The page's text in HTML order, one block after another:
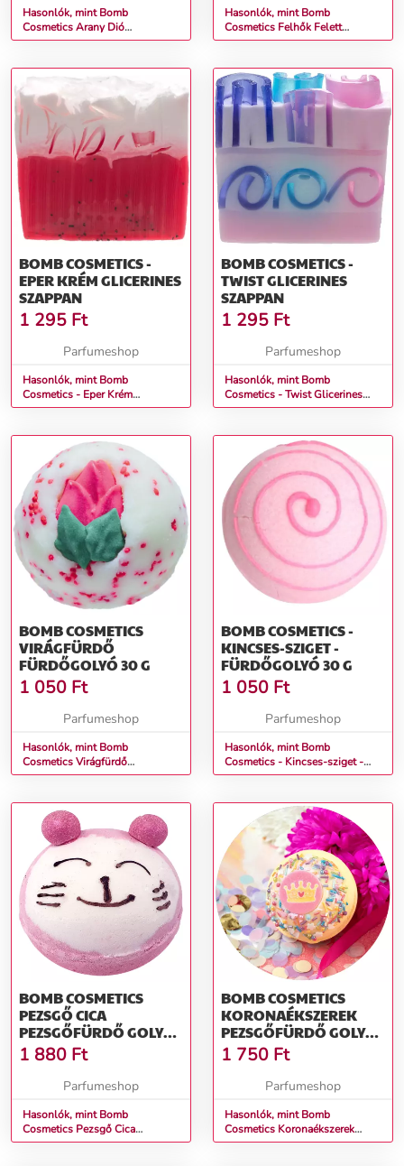
Hasonlók, mint Bomb
Cosmetics Arany Dió
Pezsgőfürdő Golyó 160 g
Hasonlók, mint Bomb
Cosmetics Felhők Felett
Glicerines Szappan
BOMB COSMETICS -
EPER KRÉM GLICERINES
SZAPPAN
1 295 Ft
Parfumeshop
Hasonlók, mint Bomb
Cosmetics - Eper Krém
Glicerines Szappan
BOMB COSMETICS -
TWIST GLICERINES
SZAPPAN
1 295 Ft
Parfumeshop
Hasonlók, mint Bomb
Cosmetics - Twist Glicerines
Szappan
BOMB COSMETICS
VIRÁGFÜRDŐ
FÜRDŐGOLYÓ 30 G
1 050 Ft
Parfumeshop
Hasonlók, mint Bomb
Cosmetics Virágfürdő
Fürdőgolyó 30 g
BOMB COSMETICS -
KINCSES-SZIGET -
FÜRDŐGOLYÓ 30 G
1 050 Ft
Parfumeshop
Hasonlók, mint Bomb
Cosmetics - Kincses-sziget -
Fürdőgolyó 30 g
BOMB COSMETICS
PEZSGŐ CICA
PEZSGŐFÜRDŐ GOLYÓ
160 G
1 880 Ft
Parfumeshop
Hasonlók, mint Bomb
Cosmetics Pezsgő Cica
Pezsgőfürdő Golyó 160 g
BOMB COSMETICS
KORONAÉKSZEREK
PEZSGŐFÜRDŐ GOLYÓ
160 G
1 750 Ft
Parfumeshop
Hasonlók, mint Bomb
Cosmetics Koronaékszerek
Pezsgőfürdő Golyó 160 g